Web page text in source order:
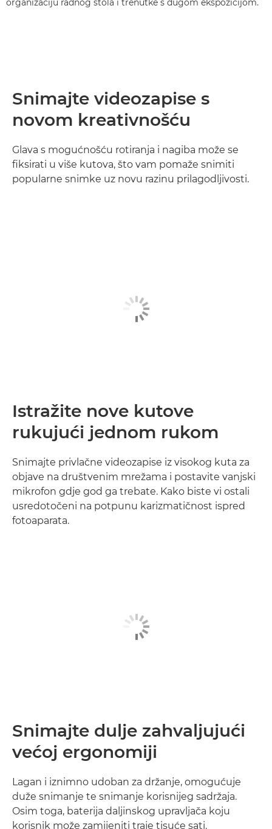
organizaciju radnog stola i trenutke s dugom ekspozicijom.
Snimajte videozapise s
novom kreativnošću
Glava s mogućnošću rotiranja i nagiba može se
fiksirati u više kutova, što vam pomaže snimiti
popularne snimke uz novu razinu prilagodljivosti.
Istražite nove kutove
rukujući jednom rukom
Snimajte privlačne videozapise iz visokog kuta za
objave na društvenim mrežama i postavite vanjski
mikrofon gdje god ga trebate. Kako biste vi ostali
usredotočeni na potpunu karizmatičnost ispred
fotoaparata.
Snimajte dulje zahvaljujući
većoj ergonomiji
Lagan i iznimno udoban za držanje, omogućuje
duže snimanje te snimanje korisnijeg sadržaja.
Osim toga, baterija daljinskog upravljača koju
korisnik može zamijeniti traje tisuće sati.